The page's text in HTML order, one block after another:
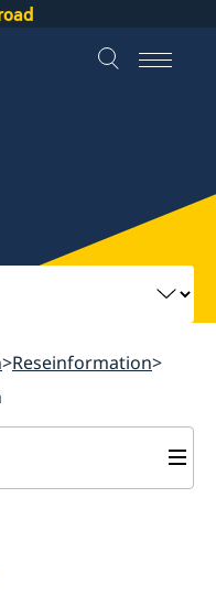
Reseinformation